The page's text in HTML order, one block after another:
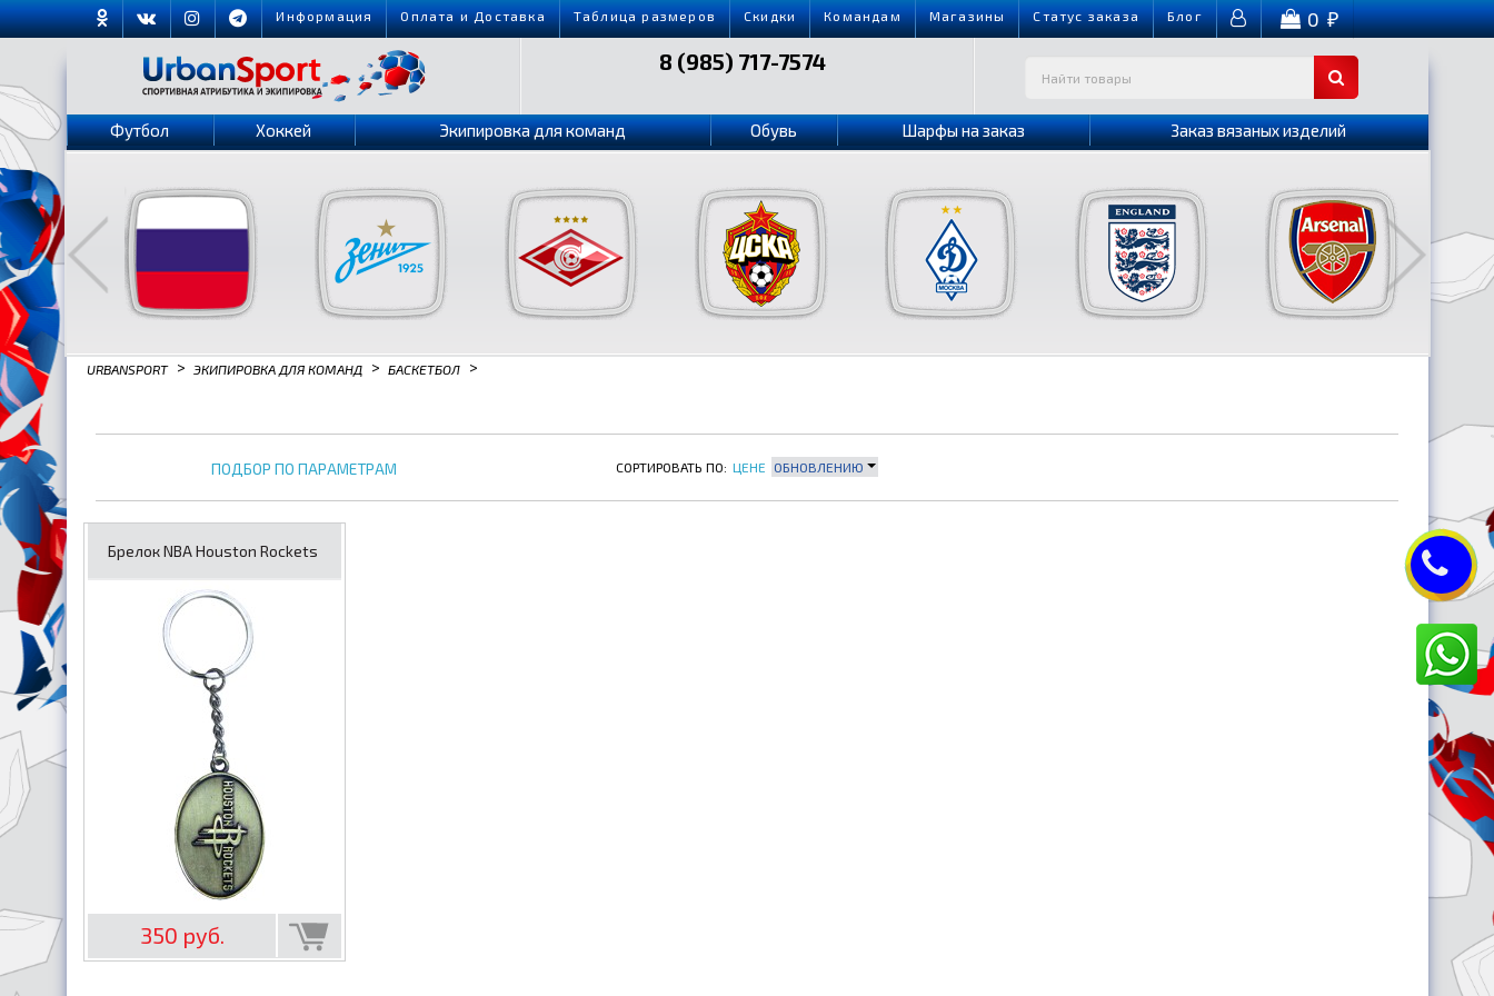
Информация Оплата и Доставка Таблица размеров Скидки Командам Магазины Cтатус заказа Блог 0₽
8 (985) 717-7574
Футбол Хоккей Экипировка для команд Обувь Шарфы на заказ Заказ вязаных изделий
URBANSPORT > ЭКИПИРОВКА ДЛЯ КОМАНД > БАСКЕТБОЛ >
ПОДБОР ПО ПАРАМЕТРАМ СОРТИРОВАТЬ ПО: ЦЕНЕ ОБНОВЛЕНИЮ
Брелок NBA Houston Rockets
350 руб.